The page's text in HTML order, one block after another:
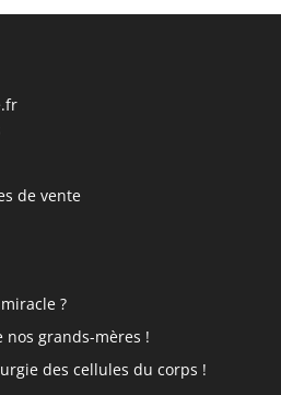
de vente
?
nos grands-mères !
des cellules du corps !